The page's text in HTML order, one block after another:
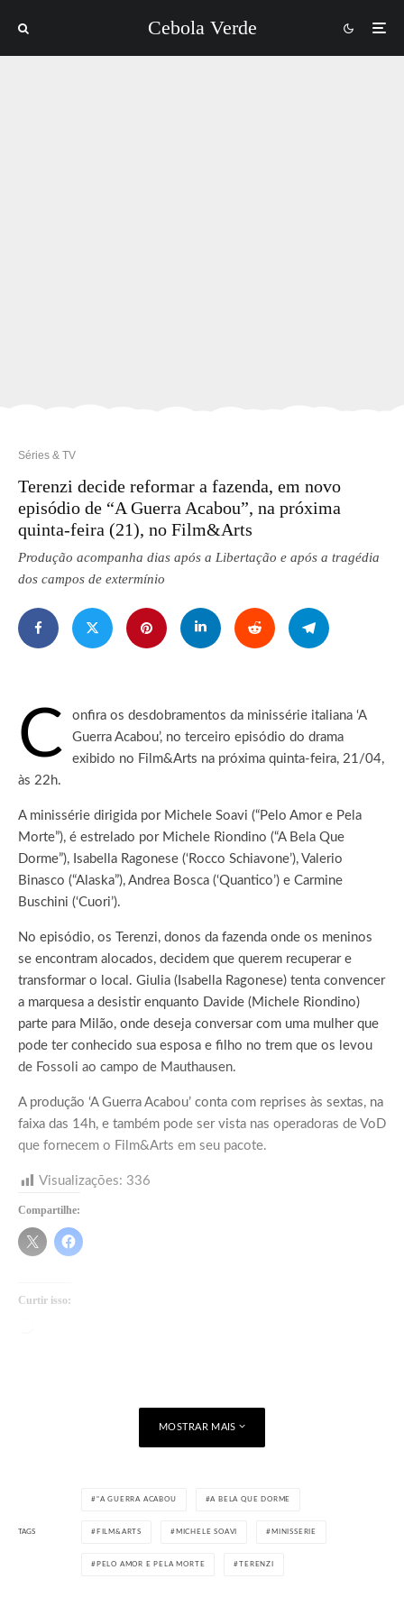
Cebola Verde
Séries & TV
Terenzi decide reformar a fazenda, em novo
episódio de “A Guerra Acabou”, na próxima
quinta-feira (21), no Film&Arts
Produção acompanha dias após a Libertação e após a tragédia
dos campos de extermínio
C
onfira os desdobramentos da minissérie italiana ‘A
Guerra Acabou’, no terceiro episódio do drama
exibido no Film&Arts na próxima quinta-feira, 21/04,
às 22h.
A minissérie dirigida por Michele Soavi (“Pelo Amor e Pela
Morte”), é estrelado por Michele Riondino (“A Bela Que
Dorme”), Isabella Ragonese (‘Rocco Schiavone’), Valerio
Binasco (“Alaska”), Andrea Bosca (‘Quantico’) e Carmine
Buschini (‘Cuori’).
No episódio, os Terenzi, donos da fazenda onde os meninos
se encontram alocados, decidem que querem recuperar e
transformar o local. Giulia (Isabella Ragonese) tenta convencer
a marquesa a desistir enquanto Davide (Michele Riondino)
parte para Milão, onde deseja conversar com uma mulher que
pode ter conhecido sua esposa e filho no trem que os levou
de Fossoli ao campo de Mauthausen.
A produção ‘A Guerra Acabou’ conta com reprises às sextas, na
faixa das 14h, e também pode ser vista nas operadoras de VoD
que fornecem o Film&Arts em seu pacote.
Visualizações: 336
Compartilhe:
Curtir isso:
MOSTRAR MAIS
TAGS
"A GUERRA ACABOU A BELA QUE DORME
FILM&ARTS MICHELE SOAVI MINISSERIE
PELO AMOR E PELA MORTE TERENZI